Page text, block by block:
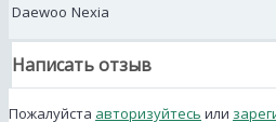
Daewoo Nexia
Написать отзыв
Пожалуйста авторизуйтесь или